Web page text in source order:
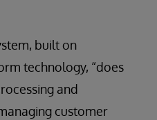
built on
technology, “does
and
customer